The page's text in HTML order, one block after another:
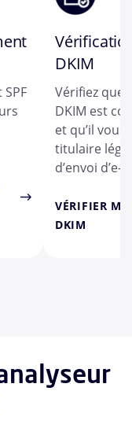
DKIM
Vérifiez que
DKIM est
et qu’il
titulaire
d’envoi d’e-
VÉRIFIER
DKIM